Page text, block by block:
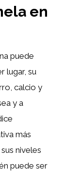
en
puede
lugar, su
calcio y
y a
más
niveles
puede ser